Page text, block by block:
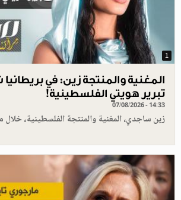
1
المغنية والمنتجة زين: في
تبرير هويتي الفلسطينية!
07/08/2026 - 14:33
زين ساجدي، المغنية والمنتجة الفلسطينية،